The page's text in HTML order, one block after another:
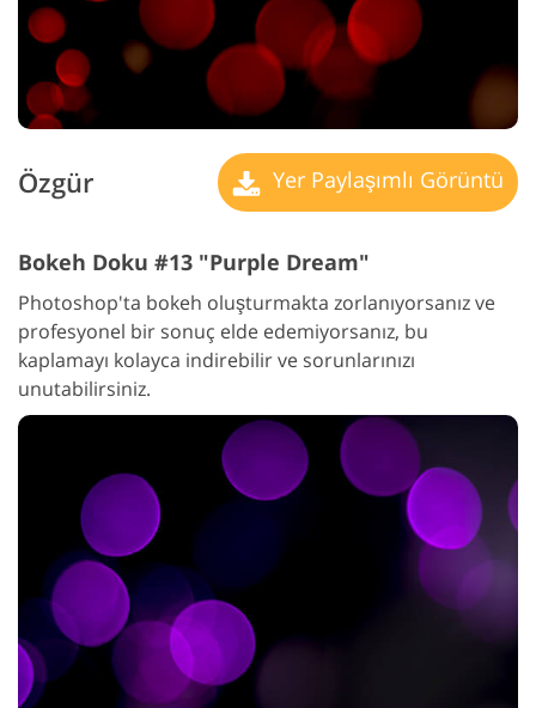
Özgür Yer Paylaşımlı Görüntü
Bokeh Doku #13 "Purple Dream"
Photoshop'ta bokeh oluşturmakta zorlanıyorsanız ve
profesyonel bir sonuç elde edemiyorsanız, bu
kaplamayı kolayca indirebilir ve sorunlarınızı
unutabilirsiniz.